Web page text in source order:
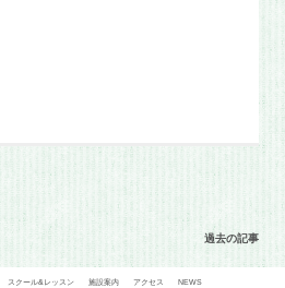
過去の記事
スクール&レッスン 施設案内 アクセス NEWS